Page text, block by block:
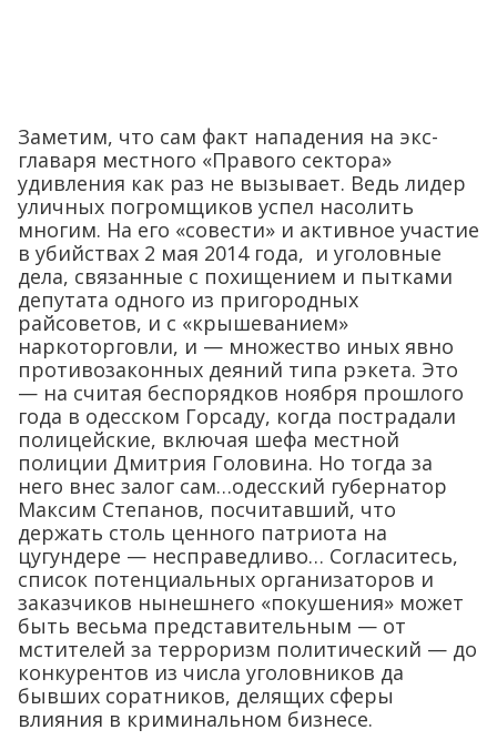
Заметим, что сам факт нападения на экс-
главаря местного «Правого сектора»
удивления как раз не вызывает. Ведь лидер
уличных погромщиков успел насолить
многим. На его «совести» и активное участие
в убийствах 2 мая 2014 года, и уголовные
дела, связанные с похищением и пытками
депутата одного из пригородных
райсоветов, и с «крышеванием»
наркоторговли, и — множество иных явно
противозаконных деяний типа рэкета. Это
— на считая беспорядков ноября прошлого
года в одесском Горсаду, когда пострадали
полицейские, включая шефа местной
полиции Дмитрия Головина. Но тогда за
него внес залог сам…одесский губернатор
Максим Степанов, посчитавший, что
держать столь ценного патриота на
цугундере — несправедливо… Согласитесь,
список потенциальных организаторов и
заказчиков нынешнего «покушения» может
быть весьма представительным — от
мстителей за терроризм политический — до
конкурентов из числа уголовников да
бывших соратников, делящих сферы
влияния в криминальном бизнесе.